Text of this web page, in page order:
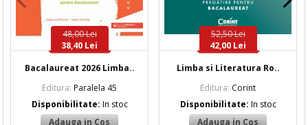
48,00 Lei
38,40 Lei
Bacalaureat 2026 Limba..
Editura: Paralela 45
Disponibilitate: In stoc
52,50 Lei
42,00 Lei
Limba si Literatura Ro..
Editura: Corint
Disponibilitate: In stoc